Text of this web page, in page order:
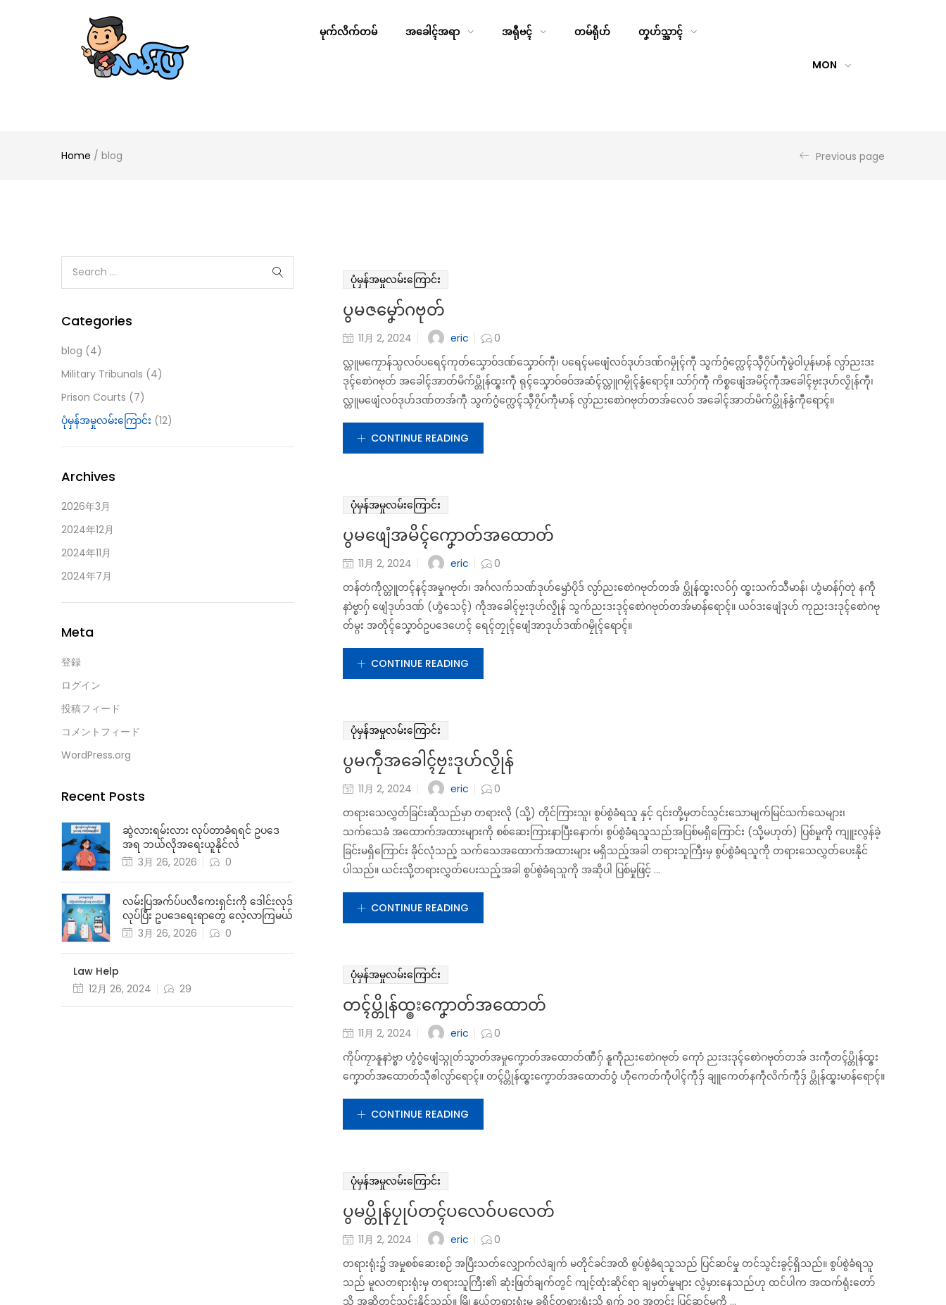
မုက်လိက်တမ် အခေါၚ်အရာ အရီုဗၚ် တမ်ရိုဟ် တၞဟ်သ္အာၚ်
MON
Home / blog Previous page
ပုံမှန်အမှုလမ်းကြောင်း
ပွမဇမၞော်ဂဗုတ်
11月 2, 2024 eric
0
လ္တူမကၠောန်သ္ပလဝ်ပရေၚ်ကုတ်သၞောဝ်ဒဏ်သၞောဝ်ကီု၊ ပရေၚ်မဖျေံလဝ်ဒုဟ်ဒဏ်ဂမၠိုၚ်ကီု သွက်ဂွံက္လေၚ်သ္ၚဳဂၠိပ်ကဵုမွဲဝါပၠန်မာန် လ္ပာ်ညးဒး
ဒုၚ်စောဲဂဗုတ် အခေါၚ်အာတ်မိက်ပ္တိုန်ထ္ၜးကဵု ရုၚ်သၞောဝ်ဓဝ်အဆံၚ်လ္တူဂမၠိုၚ်နွံရောၚ်။ သာ်ဂှ်ကီု ကိစ္စဖျေံအမိၚ်ကဵုအခေါၚ်ဗၠးဒုဟ်လၟိုန်ကီု၊
လ္တူမဖျေံလဝ်ဒုဟ်ဒဏ်တအ်ကီု သွက်ဂွံက္လေၚ်သ္ၚဳဂၠိပ်ကဵုမာန် လ္ပာ်ညးစောဲဂဗုတ်တအ်လေဝ် အခေါၚ်အာတ်မိက်ပ္တိုန်နွံကီုရောၚ်။
CONTINUE READING
ပုံမှန်အမှုလမ်းကြောင်း
ပွမဖျေံအမိၚ်ကၞောတ်အထောတ်
11月 2, 2024 eric
0
တန်တဴကဵုလ္တူတၚ်နၚ်အမှုဂဗုတ်၊ အၚ်္ဂလက်သဏ်ဒုဟ်ၝောံပိုဒ် လ္ပာ်ညးစောဲဂဗုတ်တအ် ပ္တိုန်ထ္ၜးလဝ်ဂှ် ထ္ၜးသက်သဳမာန်၊ ဟွံမာန်ဂှ်တုဲ နကဵု
နာဲဗ္စာဂှ် ဖျေံဒုဟ်ဒဏ် (ဟွံသေၚ်) ကဵုအခေါၚ်ဗၠးဒုဟ်လၟိုန် သွက်ညးဒးဒုၚ်စောဲဂဗုတ်တအ်မာန်ရောၚ်။ ယဝ်ဒးဖျေံဒုဟ် ကုညးဒးဒုၚ်စောဲဂဗု
တ်မ္ဂး အတိုၚ်သၞောဝ်ဥပဒေဟေၚ် ရေၚ်တၠုၚ်ဖျေံအာဒုဟ်ဒဏ်ဂမၠိုၚ်ရောၚ်။
CONTINUE READING
ပုံမှန်အမှုလမ်းကြောင်း
ပွမကဵုအခေါၚ်ဗၠးဒုဟ်လၟိုန်
11月 2, 2024 eric
0
တရားသေလွှတ်ခြင်းဆိုသည်မှာ တရားလို (သို့) တိုင်ကြားသူ၊ စွပ်စွဲခံရသူ နှင့် ၎င်းတို့မှတင်သွင်းသောမျက်မြင်သက်သေများ၊
သက်သေခံ အထောက်အထားများကို စစ်ဆေးကြားနာပြီးနောက်၊ စွပ်စွဲခံရသူသည်အပြစ်မရှိကြောင်း (သို့မဟုတ်) ပြစ်မှုကို ကျူးလွန်ခဲ့
ခြင်းမရှိကြောင်း ခိုင်လုံသည့် သက်သေအထောက်အထားများ မရှိသည့်အခါ တရားသူကြီးမှ စွပ်စွဲခံရသူကို တရားသေလွှတ်ပေးနိုင်
ပါသည်။ ယင်းသို့တရားလွှတ်ပေးသည့်အခါ စွပ်စွဲခံရသူကို အဆိုပါ ပြစ်မှုဖြင့် ...
CONTINUE READING
ပုံမှန်အမှုလမ်းကြောင်း
တၚ်ပ္တိုန်ထ္ၜးကၞောတ်အထောတ်
11月 2, 2024 eric
0
ကိုပ်ကၠာနူနာဲဗ္စာ ဟွံဂွံဖျေံသ္ဂုတ်သွာတ်အမှုကၞောတ်အထောတ်ဏီဂှ် နူကဵုညးစောဲဂဗုတ် ကေုာံ ညးဒးဒုၚ်စောဲဂဗုတ်တအ် ဒးကဵုတၚ်ပ္တိုန်ထ္ၜး
ကၞောတ်အထောတ်သီုၜါလ္ပာ်ရောၚ်။ တၚ်ပ္တိုန်ထ္ၜးကၞောတ်အထောတ်ဝွံ ဟီုကေတ်ကဵုပါၚ်ကီုဒှ် ချူကေတ်နကဵုလိက်ကီုဒှ် ပ္တိုန်ထ္ၜးမာန်ရောၚ်။
CONTINUE READING
ပုံမှန်အမှုလမ်းကြောင်း
ပွမပ္တိုန်ပၠုပ်တၚ်ပလေဝ်ပလေတ်
11月 2, 2024 eric
0
တရားရုံး၌ အမှုစစ်ဆေးစဉ် အပြီးသတ်လျှောက်လဲချက် မတိုင်ခင်အထိ စွပ်စွဲခံရသူသည် ပြင်ဆင်မှု တင်သွင်းခွင့်ရှိသည်။ စွပ်စွဲခံရသူ
သည် မူလတရားရုံးမှ တရားသူကြီး၏ ဆုံးဖြတ်ချက်တွင် ကျင့်ထုံးဆိုင်ရာ ချမှတ်မှုများ လွဲမှားနေသည်ဟု ထင်ပါက အထက်ရုံးတော်
သို့ အဆိုတင်သွင်းနိုင်သည်။ မြို့နယ်တရားရုံးမှ ခရိုင်တရားရုံးသို့ ရက် ၃၀ အတွင်း ပြင်ဆင်မှုကို ...
Categories
blog (4)
Military Tribunals (4)
Prison Courts (7)
ပုံမှန်အမှုလမ်းကြောင်း (12)
Archives
2026年3月
2024年12月
2024年11月
2024年7月
Meta
登録
ログイン
投稿フィード
コメントフィード
WordPress.org
Recent Posts
ဆွဲလားရမ်းလား လုပ်တာခံရရင် ဥပဒေ
အရ ဘယ်လိုအရေးယူနိုင်လဲ
3月 26, 2026
0
လမ်းပြအက်ပ်ပလီကေးရှင်းကို ဒေါင်းလုဒ်
လုပ်ပြီး ဥပဒေရေးရာတွေ လေ့လာကြမယ်
3月 26, 2026
0
Law Help
12月 26, 2024
29